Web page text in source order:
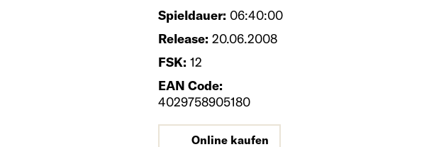
Spieldauer: 06:40:00
Release: 20.06.2008
FSK: 12
EAN Code:
4029758905180
Online kaufen